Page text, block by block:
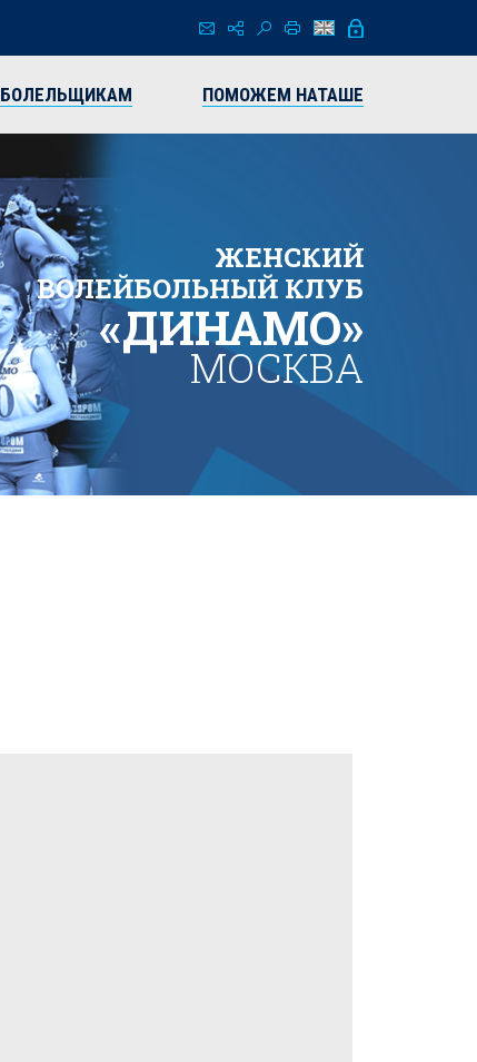
БОЛЕЛЬЩИКАМ ПОМОЖЕМ НАТАШЕ
ЖЕНСКИЙ
ВОЛЕЙБОЛЬНЫЙ КЛУБ
«ДИНАМО»
МОСКВА